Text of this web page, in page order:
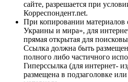
сайте, разрешается при
Корреспондент.net.
При копировании материалов
Украины и мира», для
прямая открытая для
Ссылка должна быть
полного либо частичного
Гиперссылка (для интернет-
размещена в подзаголовке